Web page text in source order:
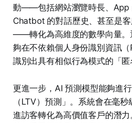
動——包括網站瀏覽時長、App
Chatbot 的對話歷史、甚至是
——轉化為高維度的數學向量。
夠在不依賴個人身份識別資訊
識別出具有相似行為模式的「匿
更進一步，AI 預測模型能夠進
（LTV）預測」。系統會在毫
進訪客轉化為高價值客戶的潛